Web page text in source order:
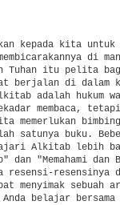
kepada kita untuk
di
Tuhan itu pelita
di dalam
adalah hukum
membaca, tetapi
memerlukan
satunya buku.
Alkitab lebih
"Memahami dan
resensi-resensinya
menyimak sebuah
belajar bersama